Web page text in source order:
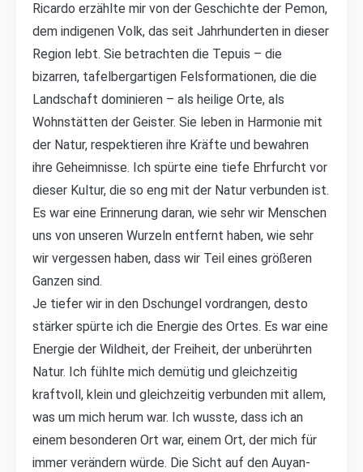
Ricardo erzählte mir von der Geschichte der Pemon,
dem indigenen Volk, das seit Jahrhunderten in dieser
Region lebt. Sie betrachten die Tepuis – die
bizarren, tafelbergartigen Felsformationen, die die
Landschaft dominieren – als heilige Orte, als
Wohnstätten der Geister. Sie leben in Harmonie mit
der Natur, respektieren ihre Kräfte und bewahren
ihre Geheimnisse. Ich spürte eine tiefe Ehrfurcht vor
dieser Kultur, die so eng mit der Natur verbunden ist.
Es war eine Erinnerung daran, wie sehr wir Menschen
uns von unseren Wurzeln entfernt haben, wie sehr
wir vergessen haben, dass wir Teil eines größeren
Ganzen sind.
Je tiefer wir in den Dschungel vordrangen, desto
stärker spürte ich die Energie des Ortes. Es war eine
Energie der Wildheit, der Freiheit, der unberührten
Natur. Ich fühlte mich demütig und gleichzeitig
kraftvoll, klein und gleichzeitig verbunden mit allem,
was um mich herum war. Ich wusste, dass ich an
einem besonderen Ort war, einem Ort, der mich für
immer verändern würde. Die Sicht auf den Auyan-